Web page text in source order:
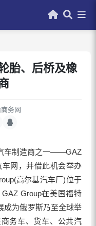
胎、后桥及橡
务网
车制造商之一——GAZ
网，并借此机会举办
高尔基汽车厂)位于
Group在美国福特
成为俄罗斯乃至全球举
务车、货车、公共汽